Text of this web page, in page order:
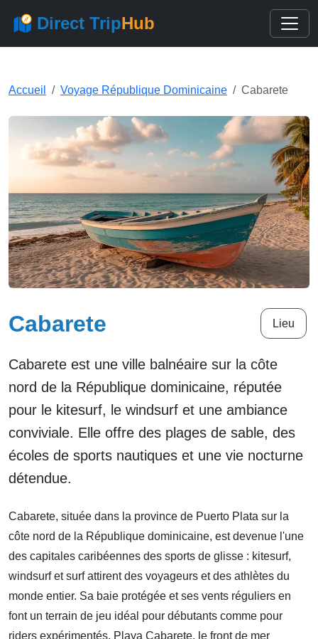
Direct TripHub
Accueil Voyage République Dominicaine Cabarete
Cabarete Lieu
Cabarete est une ville balnéaire sur la côte
nord de la République dominicaine, réputée
pour le kitesurf, le windsurf et une ambiance
conviviale. Elle offre des plages de sable, des
écoles de sports nautiques et une vie nocturne
détendue.
Cabarete, située dans la province de Puerto Plata sur la
côte nord de la République dominicaine, est devenue l'une
des capitales caribéennes des sports de glisse : kitesurf,
windsurf et surf attirent des voyageurs et des athlètes du
monde entier. Sa baie protégée et ses vents réguliers en
font un terrain de jeu idéal pour débutants comme pour
riders expérimentés. Playa Cabarete, le front de mer